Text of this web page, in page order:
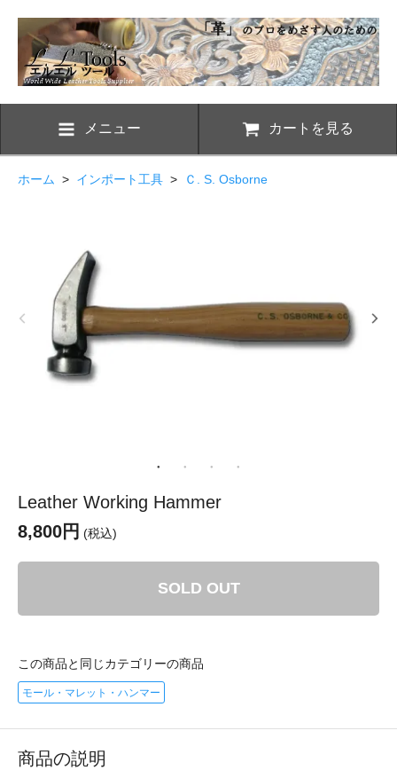
メニュー カートを見る
ホーム > インポート工具 > Ｃ. S. Osborne
Leather Working Hammer
8,800円 (税込)
SOLD OUT
この商品と同じカテゴリーの商品
モール・マレット・ハンマー
商品の説明